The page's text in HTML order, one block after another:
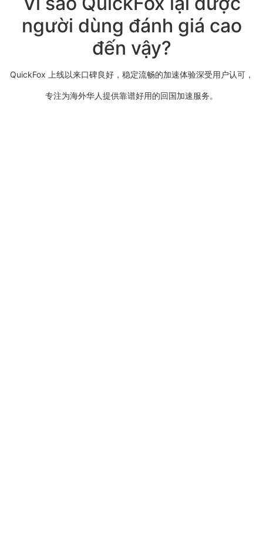
người dùng đánh giá cao
đến vậy?
QuickFox 上线以来口碑良好，稳定流畅的加速体验深受用户认可，
专注为海外华人提供靠谱好用的回国加速服务。